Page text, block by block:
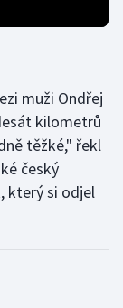
muži Ondřej
kilometrů
těžké," řekl
český
který si odjel